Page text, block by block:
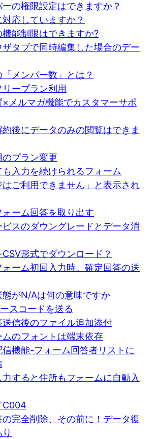
の権限設定はできますか？
応していますか？
能制限はできますか?
タブで同時編集した場合のデー
メンバー数」とは？
ープラン利用
×メルマガ機能でカスタマーサポ
後にデータのみの閲覧はできま
プラン変更
入力を続けられるフォーム
はご利用できません」と表示され
ォーム回答を取り出す
ビスのダウングレードとデータ消
形式でダウンロード？
ーム初回入力時。確定回答の送
態がN/Aは何の意味ですか
スコードを送る
送信後のファイル追加添付
ムのフォントは端末依存
機能-フォーム回答者リストに
すると住所もフォームに自動入
C004
完全削除、その前に！データ復